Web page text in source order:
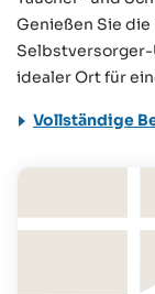
Genießen Sie
idealer Ort für
Vollständige